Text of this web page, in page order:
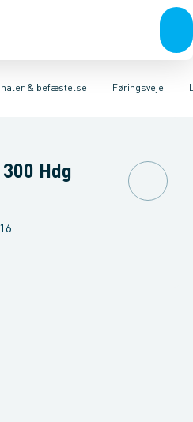
& befæstelse
lampeudtagForgreningsmateriel
Føringsveje
for gulvInstallationskanaler
kabelbakkeMontageplade til
Hdg